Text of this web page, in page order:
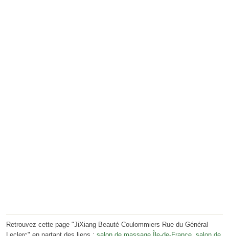
Retrouvez cette page "JiXiang Beauté Coulommiers Rue du Général